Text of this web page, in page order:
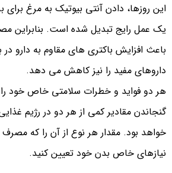
این روزها، دادن آنتی بیوتیک به مرغ برای
یک عمل رایج تبدیل شده است. بنابراین
باعث افزایش باکتری های مقاوم به دارو
داروهای مفید را نیز کاهش می دهد.
هر دو فواید و خطرات سلامتی خاص خود را
گنجاندن مقادیر کمی از هر دو در رژیم
خواهد بود. مقدار هر نوع از آن را که
نیازهای خاص بدن خود تعیین کنید.